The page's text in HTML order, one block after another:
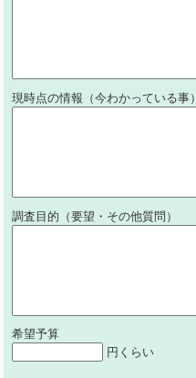
現時点の情報（今わかっている事）
調査目的（要望・その他質問）
希望予算
円くらい